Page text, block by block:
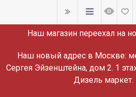
ВНИМАНИЕ!
Наш магазин переехал на
Наш новый адрес в Москве:
Сергея Эйзенштейна, дом 2. 1
Дизель маркет.